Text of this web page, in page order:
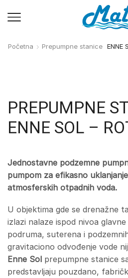
Početna Prepumpne stanice ENNE
PREPUMPNE
ENNE SOL –
Jednostavne podzemne
pumpom za efikasno
atmosferskih otpadnih voda.
U objektima gde se drenažne
izlazi nalaze ispod nivoa
podruma, suterena i
gravitaciono odvođenje vode
Enne Sol prepumpne stanice
predstavljaju pouzdano,